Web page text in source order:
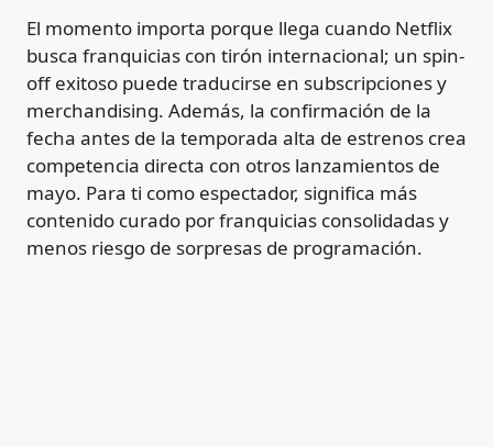
El momento importa porque llega cuando Netflix
busca franquicias con tirón internacional; un spin-
off exitoso puede traducirse en subscripciones y
merchandising. Además, la confirmación de la
fecha antes de la temporada alta de estrenos crea
competencia directa con otros lanzamientos de
mayo. Para ti como espectador, significa más
contenido curado por franquicias consolidadas y
menos riesgo de sorpresas de programación.